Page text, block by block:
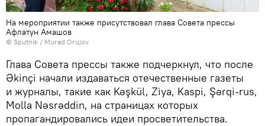
На мероприятии также присутствовал глава Совета прессы
Афлатун Амашов
© Sputnik / Murad Orujov
Глава Совета прессы также подчеркнул, что после
Əkinçi начали издаваться отечественные газеты
и журналы, такие как Kəşkül, Ziya, Kaspi, Şərqi-rus,
Molla Nəsrəddin, на страницах которых
пропагандировались идеи просветительства.